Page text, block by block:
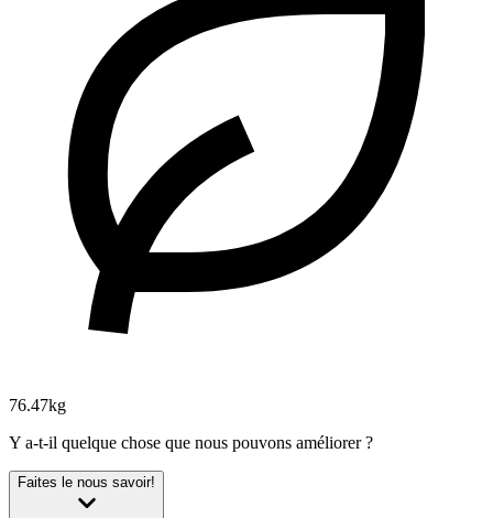
76.47kg
Y a-t-il quelque chose que nous pouvons améliorer ?
Faites le nous savoir!